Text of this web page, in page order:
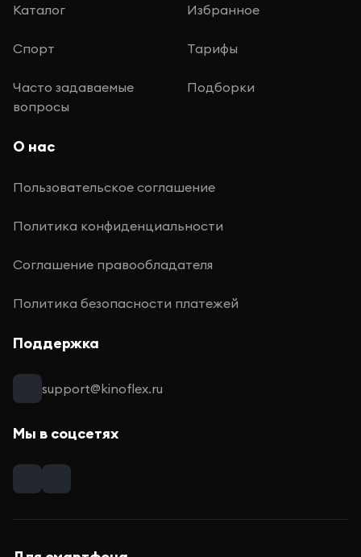
Каталог Избранное
Спорт Тарифы
Часто задаваемые
вопросы
Подборки
О нас
Пользовательское соглашение
Политика конфиденциальности
Соглашение правообладателя
Политика безопасности платежей
Поддержка
support@kinoflex.ru
Мы в соцсетях